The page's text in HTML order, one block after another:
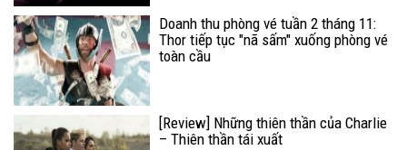
Doanh thu phòng vé tuần 2 tháng 11:
Thor tiếp tục "nã sấm" xuống phòng vé
toàn cầu
[Review] Những thiên thần của Charlie
– Thiên thần tái xuất